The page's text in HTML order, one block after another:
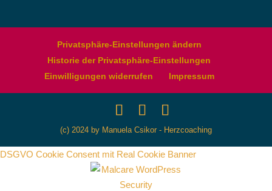
Privatsphäre-Einstellungen ändern
Historie der Privatsphäre-Einstellungen
Einwilligungen widerrufen
Impressum
(c) 2024 by Manuela Csikor - Herzcoaching
DSGVO Cookie Consent mit Real Cookie Banner